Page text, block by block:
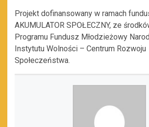
Projekt dofinansowany w ramach
AKUMULATOR SPOŁECZNY, ze
Programu Fundusz Młodzieżowy
Instytutu Wolności – Centrum Rozwoju
Społeczeństwa.